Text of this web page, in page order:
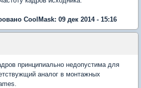
CoolMask: 09 дек 2014 - 15:16
принципиально недопустима для
аналог в монтажных